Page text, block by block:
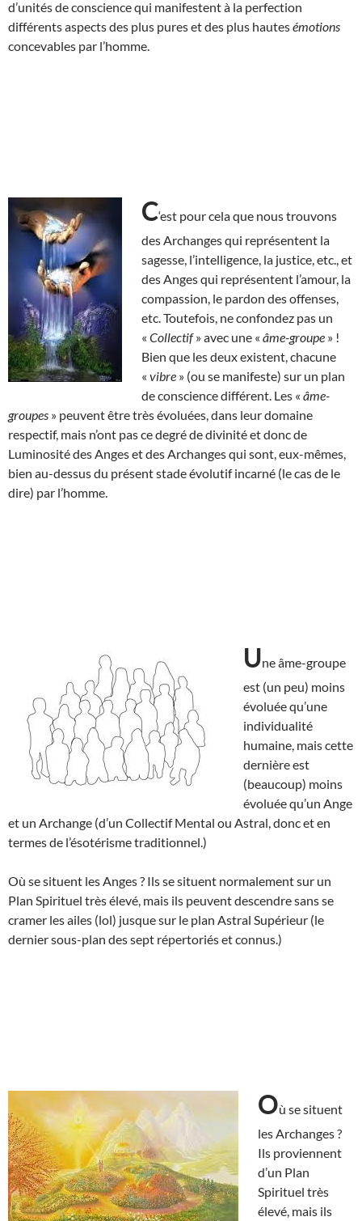
d’unités de conscience qui manifestent à la perfection
différents aspects des plus pures et des plus hautesémotions
concevables par l’homme.
C‘est pour cela que nous trouvons
des Archanges qui représentent la
sagesse, l’intelligence, la justice, etc., et
des Anges qui représentent l’amour, la
compassion, le pardon des offenses,
etc. Toutefois, ne confondez pas un
« Collectif» avec une « âme-groupe » !
Bien que les deux existent, chacune
« vibre » (ou se manifeste) sur un plan
de conscience différent. Les « âme-
groupes » peuvent être très évoluées, dans leur domaine
respectif, mais n’ont pas ce degré de divinité et donc de
Luminosité des Anges et des Archanges qui sont, eux-mêmes,
bien au-dessus du présent stade évolutif incarné (le cas de le
dire) par l’homme.
Une âme-groupe
est (un peu) moins
évoluée qu’une
individualité
humaine, mais cette
dernière est
(beaucoup) moins
évoluée qu’un Ange
et un Archange (d’un Collectif Mental ou Astral, donc et en
termes de l’ésotérisme traditionnel.)
Où se situent les Anges ? Ils se situent normalement sur un
Plan Spirituel très élevé, mais ils peuvent descendre sans se
cramer les ailes (lol) jusque sur le plan Astral Supérieur (le
dernier sous-plan des sept répertoriés et connus.)
Où se situent
les Archanges ?
Ils proviennent
d’un Plan
Spirituel très
élevé, mais ils